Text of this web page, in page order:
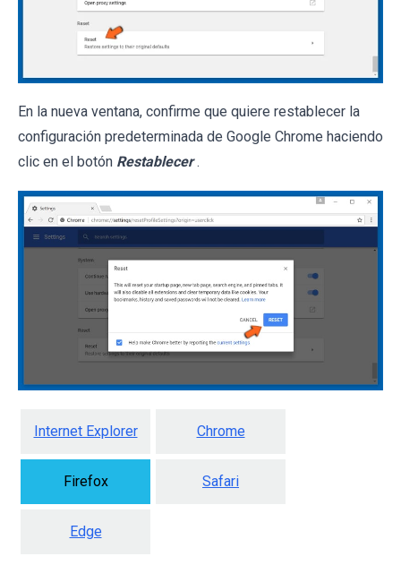
En la nueva ventana, confirme que quiere restablecer la
configuración predeterminada de Google Chrome haciendo
clic en el botón Restablecer .
Internet Explorer Chrome
Firefox Safari
Edge